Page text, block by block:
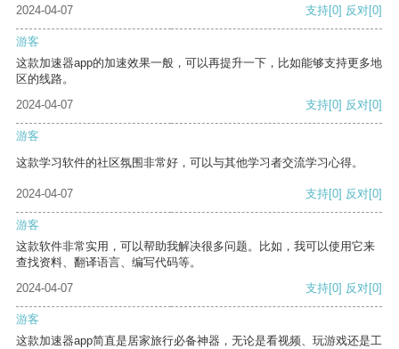
2024-04-07
支持[0] 反对[0]
游客
这款加速器app的加速效果一般，可以再提升一下，比如能够支持更多地
区的线路。
2024-04-07
支持[0] 反对[0]
游客
这款学习软件的社区氛围非常好，可以与其他学习者交流学习心得。
2024-04-07 支持[0] 反对[0]
游客
这款软件非常实用，可以帮助我解决很多问题。比如，我可以使用它来
查找资料、翻译语言、编写代码等。
2024-04-07
支持[0] 反对[0]
游客
这款加速器app简直是居家旅行必备神器，无论是看视频、玩游戏还是工